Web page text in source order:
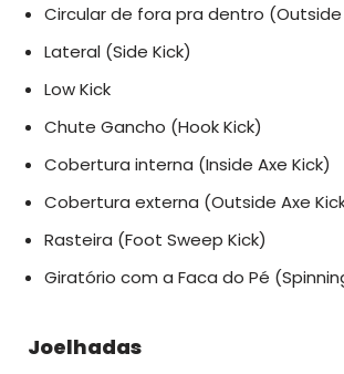
Circular de fora pra dentro
Lateral (Side Kick)
Low Kick
Chute Gancho (Hook Kick)
Cobertura interna (Inside Axe Kick)
Cobertura externa (Outside Axe
Rasteira (Foot Sweep Kick)
Giratório com a Faca do Pé
Joelhadas